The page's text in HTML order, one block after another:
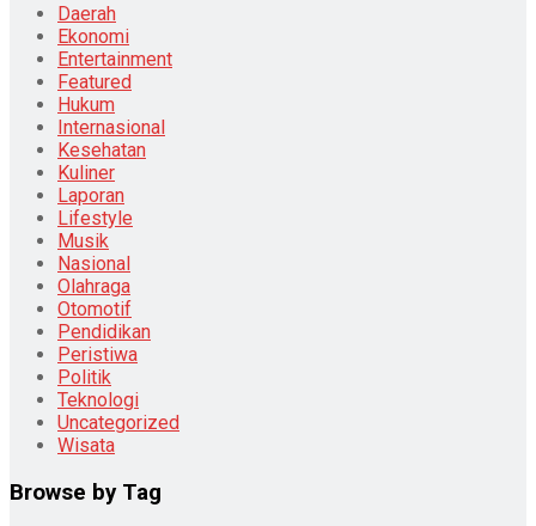
Daerah
Ekonomi
Entertainment
Featured
Hukum
Internasional
Kesehatan
Kuliner
Laporan
Lifestyle
Musik
Nasional
Olahraga
Otomotif
Pendidikan
Peristiwa
Politik
Teknologi
Uncategorized
Wisata
Browse by Tag